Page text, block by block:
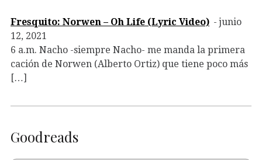
Fresquito: Norwen – Oh Life (Lyric Video)
junio
12, 2021
6 a.m. Nacho -siempre Nacho- me manda la primera
cación de Norwen (Alberto Ortiz) que tiene poco más
[…]
Goodreads